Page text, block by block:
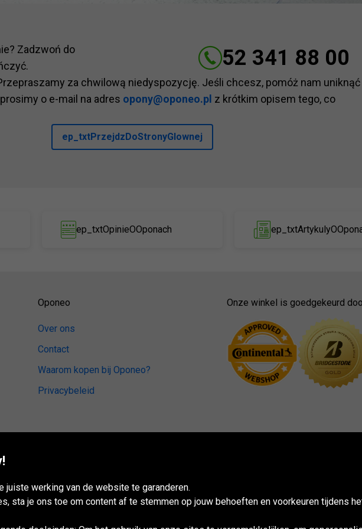
Zadzwoń do
52 341 88 00
za chwilową niedyspozycję. Jeśli chcesz, pomóż nam
o e-mail na adres opony@oponeo.pl z krótkim opisem tego, co
ep_txtPrzejdzDoStronyGlownej
ep_txtOpinieOOponach
Oponeo
Over ons
Contact
Waarom kopen bij Oponeo?
Privacybeleid
Onze winkel is goedgekeurd
juiste werking van de website te garanderen.
sta je ons toe om content af te stemmen op jouw behoeften en voorkeuren tijdens